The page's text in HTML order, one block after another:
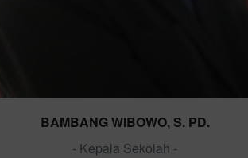
BAMBANG WIBOWO, S. PD.
- Kepala Sekolah -